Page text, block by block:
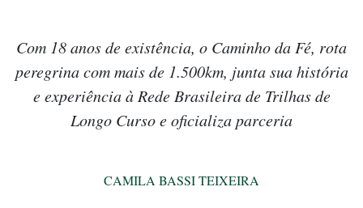
Com 18 anos de existência, o Caminho da Fé, rota
peregrina com mais de 1.500km, junta sua história
e experiência à Rede Brasileira de Trilhas de
Longo Curso e oficializa parceria
CAMILA BASSI TEIXEIRA